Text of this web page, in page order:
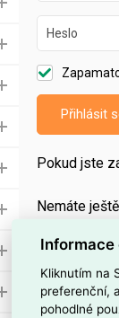
Heslo
Přihlásit
Pokud jste
Nemáte
Informace
Kliknutím na
preferenční,
pohodlné